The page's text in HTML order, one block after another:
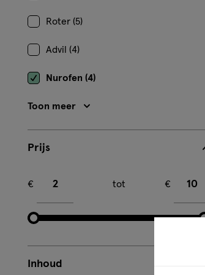
Roter (5)
Advil (4)
Nurofen (4)
Toon meer
Prijs
€
tot
€
Inhoud